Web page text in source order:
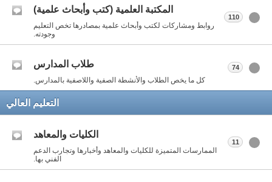
المكتبة العلمية (كتب وأبحاث علمية)
روابط ومشاركات لكتب وأبحاث علمية بمصادرها تخص التعليم
وجودته.
110
طلاب المدارس
كل ما يخص الطلاب والأنشطة الصفية واللاصفية بالمدارس.
74
التعليم العالي
الكليات والمعاهد
الممارسات المتميزة للكليات والمعاهد وأخبارها وتجارب الدعم
الفني بها.
11